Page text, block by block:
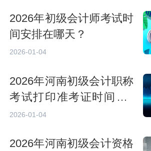
2026年初级会计师考试时
间安排在哪天？
2026-01-04
2026年河南初级会计职称
考试打印准考证时间：5
月8日至5月15日
2026-01-04
2026年河南初级会计资格